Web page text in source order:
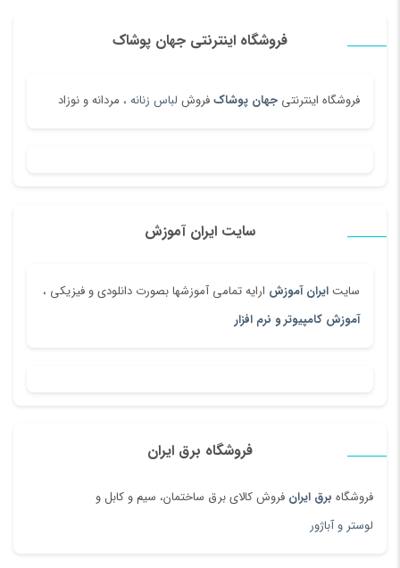
فروشگاه اینترنتی جهان پوشاک
فروشگاه اینترنتی جهان پوشاکفروش لباس زنانه ، مردانه و نوزاد
سایت ایران آموزش
سایت ایران آموزش ارایه تمامی آموزشها بصورت دانلودی و فیزیکی ،
آموزش کامپیوتر و نرم افزار
فروشگاه برق ایران
فروشگاه برق ایران فروش کالای برق ساختمان، سیم و کابل و
لوستر و آباژور